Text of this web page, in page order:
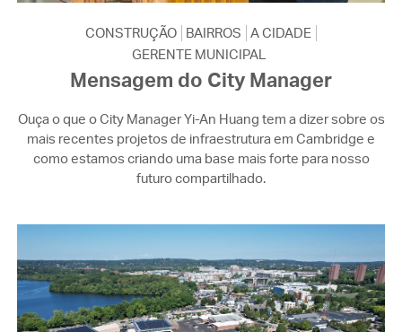
CONSTRUÇÃO BAIRROS A CIDADE
GERENTE MUNICIPAL
Mensagem do City Manager
Ouça o que o City Manager Yi-An Huang tem a dizer sobre os
mais recentes projetos de infraestrutura em Cambridge e
como estamos criando uma base mais forte para nosso
futuro compartilhado.